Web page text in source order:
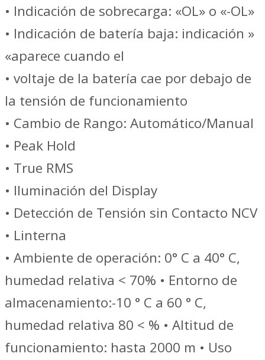
• Indicación de sobrecarga: «OL» o «-OL»
• Indicación de batería baja: indicación »
«aparece cuando el
• voltaje de la batería cae por debajo de
la tensión de funcionamiento
• Cambio de Rango: Automático/Manual
• Peak Hold
• True RMS
• Iluminación del Display
• Detección de Tensión sin Contacto NCV
• Linterna
• Ambiente de operación: 0° C a 40° C,
humedad relativa < 70% • Entorno de
almacenamiento:-10 ° C a 60 ° C,
humedad relativa 80 < % • Altitud de
funcionamiento: hasta 2000 m • Uso